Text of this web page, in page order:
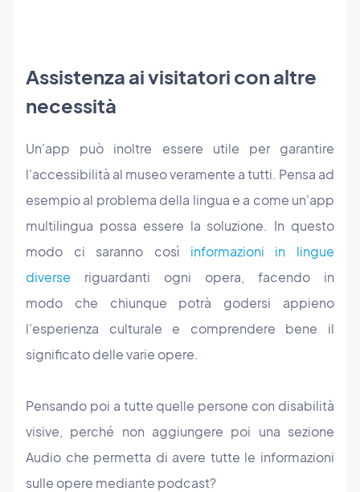
Assistenza ai visitatori con altre
necessità
Un'app può inoltre essere utile per garantire
l'accessibilità al museo veramente a tutti. Pensa ad
esempio al problema della lingua e a come un'app
multilingua possa essere la soluzione. In questo
modo ci saranno così informazioni in lingue
diverse riguardanti ogni opera, facendo in
modo che chiunque potrà godersi appieno
l'esperienza culturale e comprendere bene il
significato delle varie opere.
Pensando poi a tutte quelle persone con disabilità
visive, perché non aggiungere poi una sezione
Audio che permetta di avere tutte le informazioni
sulle opere mediante podcast?